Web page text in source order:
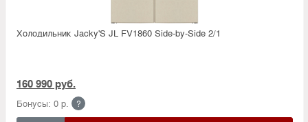
Холодильник Jacky'S JL FV1860 Side-by-Side 2/1
160 990 руб.
Бонусы: 0 р. ?